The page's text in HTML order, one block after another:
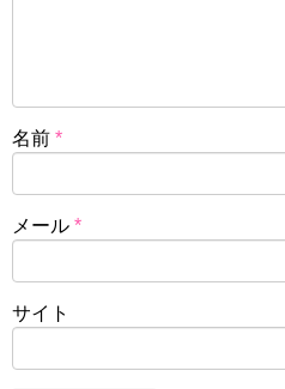
名前 *
メール *
サイト